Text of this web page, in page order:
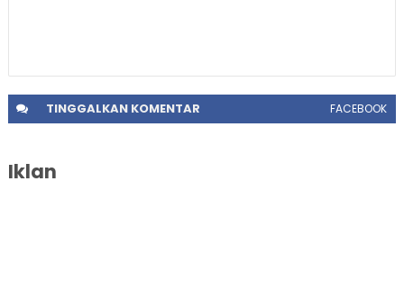
TINGGALKANKOMENTAR FACEBOOK
Iklan